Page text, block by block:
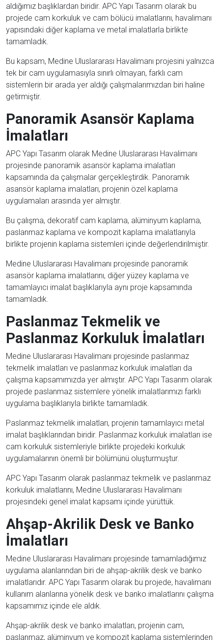
aldığımız başlıklardan biridir. APC Yapı Tasarım olarak bu
projede cam korkuluk ve cam bölücü imalatlarını, havalimanı
yapısındaki diğer kaplama ve metal imalatlarla birlikte
tamamladık.
Bu kapsam, Medine Uluslararası Havalimanı projesini yalnızca
tek bir cam uygulamasıyla sınırlı olmayan, farklı cam
sistemlerin bir arada yer aldığı çalışmalarımızdan biri haline
getirmiştir.
Panoramik Asansör Kaplama
İmalatları
APC Yapı Tasarım olarak Medine Uluslararası Havalimanı
projesinde panoramik asansör kaplama imalatları
kapsamında da çalışmalar gerçekleştirdik. Panoramik
asansör kaplama imalatları, projenin özel kaplama
uygulamaları arasında yer almıştır.
Bu çalışma, dekoratif cam kaplama, alüminyum kaplama,
paslanmaz kaplama ve kompozit kaplama imalatlarıyla
birlikte projenin kaplama sistemleri içinde değerlendirilmiştir.
Medine Uluslararası Havalimanı projesinde panoramik
asansör kaplama imalatlarını, diğer yüzey kaplama ve
tamamlayıcı imalat başlıklarıyla aynı proje kapsamında
tamamladık.
Paslanmaz Tekmelik ve
Paslanmaz Korkuluk İmalatları
Medine Uluslararası Havalimanı projesinde paslanmaz
tekmelik imalatları ve paslanmaz korkuluk imalatları da
çalışma kapsamımızda yer almıştır. APC Yapı Tasarım olarak
projede paslanmaz sistemlere yönelik imalatlarımızı farklı
uygulama başlıklarıyla birlikte tamamladık.
Paslanmaz tekmelik imalatları, projenin tamamlayıcı metal
imalat başlıklarından biridir. Paslanmaz korkuluk imalatları ise
cam korkuluk sistemleriyle birlikte projedeki korkuluk
uygulamalarının önemli bir bölümünü oluşturmuştur.
APC Yapı Tasarım olarak paslanmaz tekmelik ve paslanmaz
korkuluk imalatlarını, Medine Uluslararası Havalimanı
projesindeki genel imalat kapsamı içinde yürüttük.
Ahşap-Akrilik Desk ve Banko
İmalatları
Medine Uluslararası Havalimanı projesinde tamamladığımız
uygulama alanlarından biri de ahşap-akrilik desk ve banko
imalatlarıdır. APC Yapı Tasarım olarak bu projede, havalimanı
kullanım alanlarına yönelik desk ve banko imalatlarını çalışma
kapsamımız içinde ele aldık.
Ahşap-akrilik desk ve banko imalatları, projenin cam,
paslanmaz, alüminyum ve kompozit kaplama sistemlerinden